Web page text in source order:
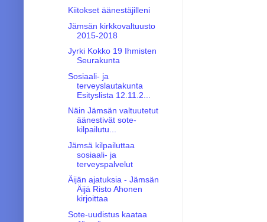
Kiitokset äänestäjilleni
Jämsän kirkkovaltuusto
2015-2018
Jyrki Kokko 19 Ihmisten
Seurakunta
Sosiaali- ja
terveyslautakunta
Esityslista 12.11.2...
Näin Jämsän valtuutetut
äänestivät sote-
kilpailutu...
Jämsä kilpailuttaa
sosiaali- ja
terveyspalvelut
Äijän ajatuksia - Jämsän
Äijä Risto Ahonen
kirjoittaa
Sote-uudistus kaataa